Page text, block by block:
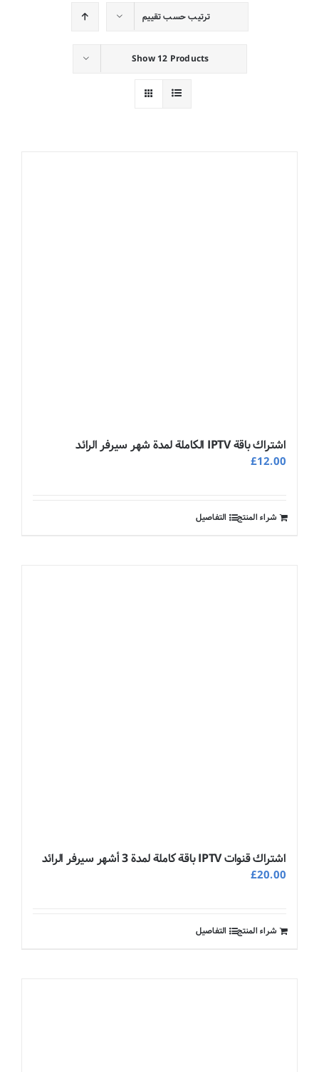
ترتيب حسبتقييم
Show 12 Products
اشتراك باقة IPTV الكاملة لمدة شهر سيرفر الرائد
£12.00
شراء المنتج التفاصيل
اشتراك قنوات IPTV باقة كاملة لمدة 3 أشهر سيرفر الرائد
£20.00
شراء المنتج التفاصيل